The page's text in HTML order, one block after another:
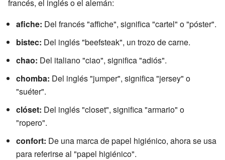
francés, el inglés o el alemán:
afiche: Del francés "affiche", significa "cartel" o "póster".
bistec: Del inglés "beefsteak", un trozo de carne.
chao: Del italiano "ciao", significa "adiós".
chomba: Del inglés "jumper", significa "jersey" o
"suéter".
clóset: Del inglés "closet", significa "armario" o
"ropero".
confort: De una marca de papel higiénico, ahora se usa
para referirse al "papel higiénico".